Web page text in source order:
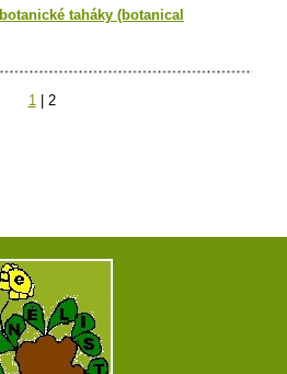
botanické taháky (botanical
1 2